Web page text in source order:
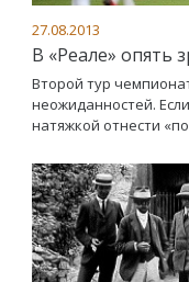
27.08.2013
В «Реале» опять
Второй тур
неожиданностей.
натяжкой отнести